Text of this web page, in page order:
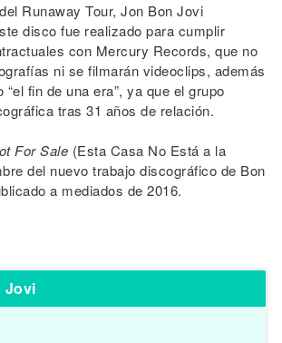
Runaway Tour, Jon Bon Jovi
disco fue realizado para cumplir
con Mercury Records, que no
ni se filmarán videoclips, además
fin de una era”, ya que el grupo
tras 31 años de relación.
For Sale (Esta Casa No Está a la
del nuevo trabajo discográfico de Bon
a mediados de 2016.
Jovi